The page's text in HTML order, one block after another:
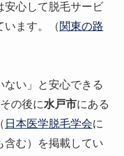
安心して脱毛サービ
います。（ 関東の路
ない」と安心できる
の後に水戸市にある
日本医学脱毛学会に
含む）を掲載してい